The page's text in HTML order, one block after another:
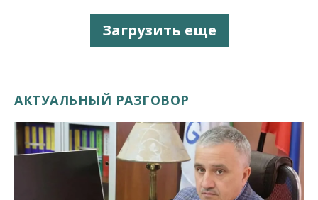
Загрузить еще
АКТУАЛЬНЫЙ РАЗГОВОР